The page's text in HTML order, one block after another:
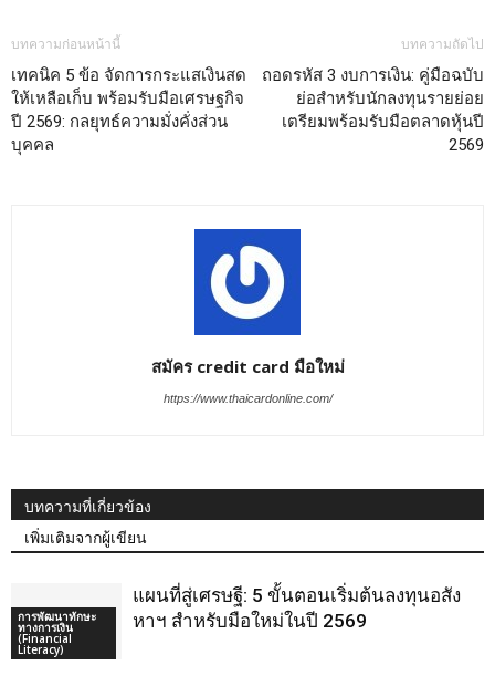
บทความก่อนหน้านี้
เทคนิค 5 ข้อ จัดการกระแสเงินสด
ให้เหลือเก็บ พร้อมรับมือเศรษฐกิจ
ปี 2569: กลยุทธ์ความมั่งคั่งส่วน
บุคคล
บทความถัดไป
ถอดรหัส 3 งบการเงิน: คู่มือฉบับ
ย่อสำหรับนักลงทุนรายย่อย
เตรียมพร้อมรับมือตลาดหุ้นปี
2569
สมัคร credit card มือใหม่
https://www.thaicardonline.com/
บทความที่เกี่ยวข้อง
เพิ่มเติมจากผู้เขียน
การพัฒนาทักษะ
ทางการเงิน
(Financial
Literacy)
แผนที่สู่เศรษฐี: 5 ขั้นตอนเริ่มต้นลงทุนอสัง
หาฯ สำหรับมือใหม่ในปี 2569